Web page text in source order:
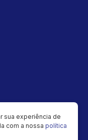
sua experiência de
com a nossa política